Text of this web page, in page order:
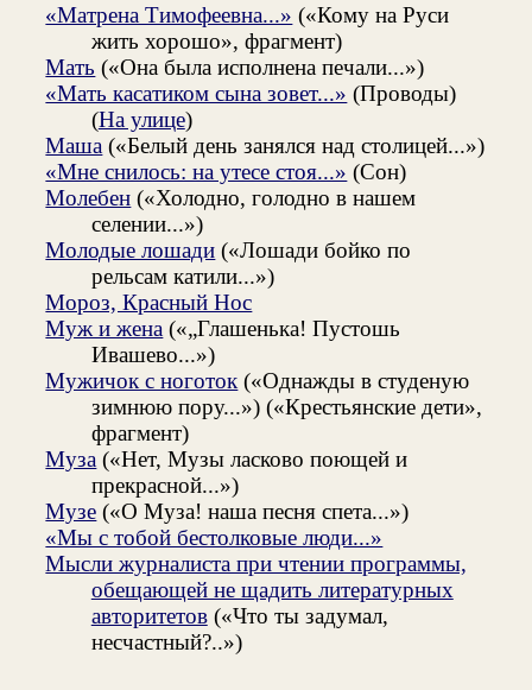
«Матрена Тимофеевна...» («Кому на Руси
жить хорошо», фрагмент)
Мать («Она была исполнена печали...»)
«Мать касатиком сына зовет...» (Проводы)
(На улице)
Маша («Белый день занялся над столицей...»)
«Мне снилось: на утесе стоя...» (Сон)
Молебен («Холодно, голодно в нашем
селении...»)
Молодые лошади («Лошади бойко по
рельсам катили...»)
Мороз, Красный Нос
Муж и жена («„Глашенька! Пустошь
Ивашево...»)
Мужичок с ноготок («Однажды в студеную
зимнюю пору...») («Крестьянские дети»,
фрагмент)
Муза («Нет, Музы ласково поющей и
прекрасной...»)
Музе («О Муза! наша песня спета...»)
«Мы с тобой бестолковые люди...»
Мысли журналиста при чтении программы,
обещающей не щадить литературных
авторитетов(«Что ты задумал,
несчастный?..»)